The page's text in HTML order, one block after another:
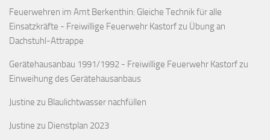
Feuerwehren im Amt Berkenthin: Gleiche Technik für alle
Einsatzkräfte - Freiwillige Feuerwehr Kastorfzu Übung an
Dachstuhl-Attrappe
Gerätehausanbau 1991/1992 - Freiwillige Feuerwehr Kastorfzu
Einweihung des Gerätehausanbaus
Justine zu Blaulichtwasser nachfüllen
Justine zu Dienstplan 2023